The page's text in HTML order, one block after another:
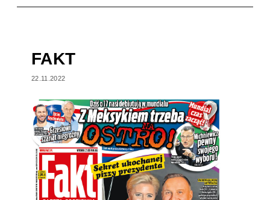
FAKT
22.11.2022